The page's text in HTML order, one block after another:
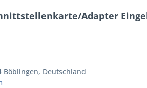
Adapter
Böblingen, Deutschland